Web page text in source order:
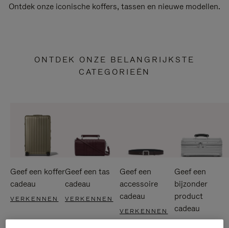
Ontdek onze iconische koffers, tassen en nieuwe modellen.
ONTDEK ONZE BELANGRIJKSTE
CATEGORIEËN
Geef een koffer
cadeau
VERKENNEN
Geef een tas
cadeau
VERKENNEN
Geef een
accessoire
cadeau
VERKENNEN
Geef een
bijzonder
product
cadeau